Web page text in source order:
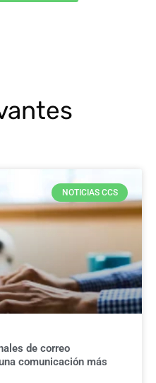
NOTICIAS CCS
de correo
comunicación más